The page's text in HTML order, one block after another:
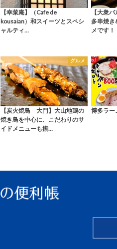
【幸菜庵】（Cafe de
kousaian）和スイーツとスペシ
ャルティ…
【大衆
多串焼
メです！
グルメ
【炭火焼鳥 大門】大山地鶏の
焼き鳥を中心に、こだわりのサ
イドメニューも揃…
博多ラ